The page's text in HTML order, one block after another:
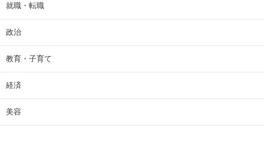
就職・転職
政治
教育・子育て
経済
美容